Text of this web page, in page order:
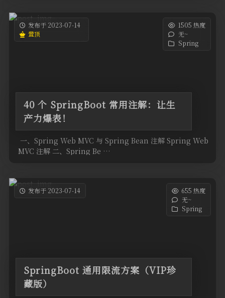
发布于 2023-07-14
置顶
1505 热度
无~
Spring
40 个 SpringBoot 常用注解：让生
产力爆表！
​ 一、Spring Web MVC 与 Spring Bean 注解 Spring Web
MVC 注解 二、Spring Be …
发布于 2023-07-14
655 热度
无~
Spring
SpringBoot 通用限流方案（VIP珍
藏版）